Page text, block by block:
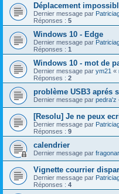
Déplacement
Dernier message par
Réponses : 5
Windows 10 - Edge
Dernier message par
Réponses : 1
Windows 10 - mot de
Dernier message par ym21 «
Réponses : 2
problème USB3 aprés
Dernier message par pedra'z
[Resolu] Je ne peux
Dernier message par
Réponses : 9
calendrier
Dernier message par
Vignette courrier
Dernier message par
Réponses : 4